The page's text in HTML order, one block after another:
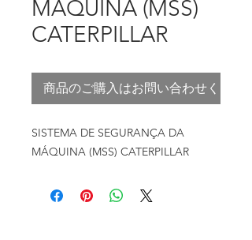
MÁQUINA (MSS)
CATERPILLAR
商品のご購入はお問い合わせください
SISTEMA DE SEGURANÇA DA
MÁQUINA (MSS) CATERPILLAR